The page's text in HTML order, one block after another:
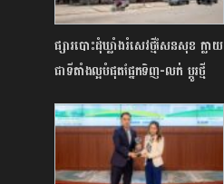
ផ្សារបោះដុំឃ្លាំងរំសេវថ្មីសែនសុខ ក្លាយ
ជាទីតាំងល្អបំផុតផ្នែកទិញ-លក់ ប្តូរថ្មី